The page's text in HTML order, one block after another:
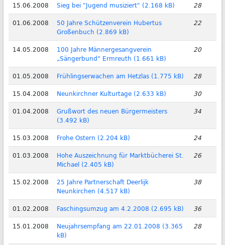
15.06.2008 Sieg bei "Jugend musiziert" (2.168 kB)
28
01.06.2008
50 Jahre Schützenverein Hubertus
Großenbuch (2.869 kB)
22
14.05.2008
100 Jahre Männergesangverein
„Sängerbund“ Ermreuth (1.661 kB)
20
01.05.2008 Frühlingserwachen am Hetzlas (1.775 kB)
28
15.04.2008
Neunkirchner Kulturtage (2.633 kB)
30
01.04.2008
Grußwort des neuen Bürgermeisters
(3.492 kB)
34
15.03.2008 Frohe Ostern (2.204 kB)
24
01.03.2008
Hohe Auszeichnung für Marktbücherei St.
Michael (2.405 kB)
26
15.02.2008
25 Jahre Partnerschaft Deerlijk
Neunkirchen (4.517 kB)
38
01.02.2008 Faschingsumzug am 4.2.2008 (2.695 kB)
36
15.01.2008
Neujahrsempfang am 22.01.2008 (3.365
kB)
28